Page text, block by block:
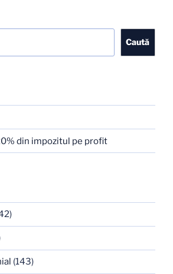
Caută
din impozitul pe profit
(143)